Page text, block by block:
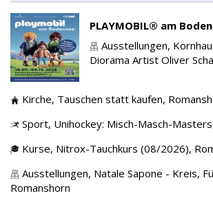
PLAYMOBIL® am
Ausstellungen,
Diorama Artist Oliver
Kirche, Tauschen statt kaufen,
Sport, Unihockey: Misch-Masch-
Kurse, Nitrox-Tauchkurs (08/2026),
Ausstellungen, Natale Sapone - Kreis,
Romanshorn